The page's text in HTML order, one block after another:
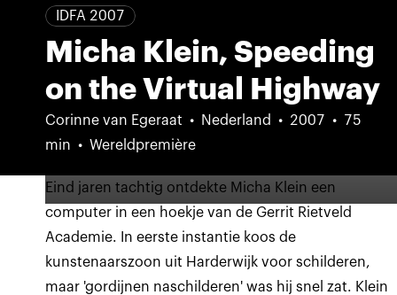
IDFA 2007
Micha Klein, Speeding
on the Virtual Highway
Corinne van Egeraat Nederland 2007
75
min
Wereldpremière
Eind jaren tachtig ontdekte Micha Klein een
computer in een hoekje van de Gerrit Rietveld
Academie. In eerste instantie koos de
kunstenaarszoon uit Harderwijk voor schilderen,
maar 'gordijnen naschilderen' was hij snel zat. Klein